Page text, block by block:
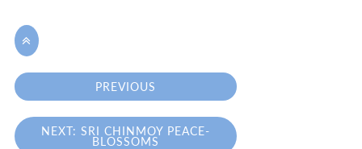

PREVIOUS
NEXT: SRI CHINMOY PEACE-
BLOSSOMS